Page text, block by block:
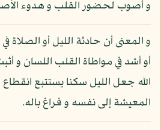
و أصوب لحضور القلب و هدوء
و المعنى أن حادثة الليل أو الصلاة
أو أشد في مواطاة القلب اللسان و
الله جعل الليل سكنا يستتبع
المعيشة إلى نفسه و فراغ باله.